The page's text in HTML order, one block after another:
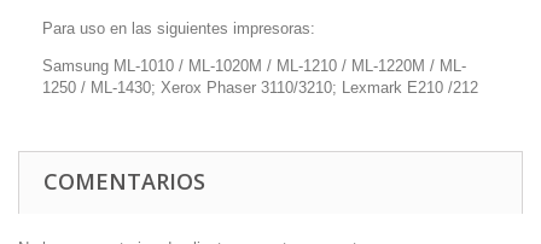
Para uso en las siguientes impresoras:
Samsung ML-1010 / ML-1020M / ML-1210 / ML-1220M / ML-
1250 / ML-1430; Xerox Phaser 3110/3210; Lexmark E210 /212
COMENTARIOS